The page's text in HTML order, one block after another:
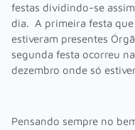
festas dividindo-se
dia. A primeira festa
estiveram presentes
segunda festa ocorreu
dezembro onde só
Pensando sempre no